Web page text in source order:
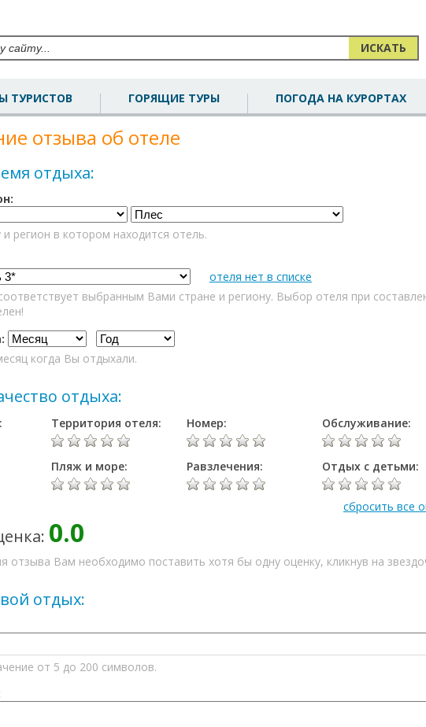
ИСКАТЬ
ТУРИСТОВ ГОРЯЩИЕ ТУРЫ ПОГОДА НА КУРОРТАХ
отзыва об отеле
отдыха:
регион в котором находится отель.
отеля нет в списке
выбранным Вами стране и региону. Выбор отеля при
когда Вы отдыхали.
отдыха:
Территория отеля: Номер: Обслуживание:
Пляж и море: Равзлечения: Отдых с детьми:
сбросить все
0.0
отзыва Вам необходимо поставить хотя бы одну оценку, кликнув на
отдых:
от 5 до 200 символов.